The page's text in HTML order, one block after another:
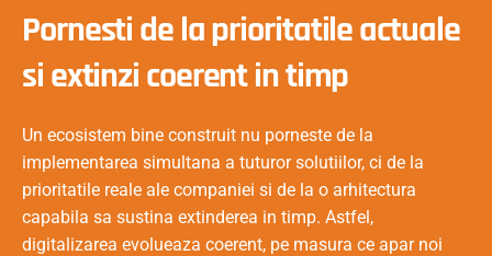
Pornesti de la prioritatile actuale
si extinzi coerent in timp
Un ecosistem bine construit nu porneste de la
implementarea simultana a tuturor solutiilor, ci de la
prioritatile reale ale companiei si de la o arhitectura
capabila sa sustina extinderea in timp. Astfel,
digitalizarea evolueaza coerent, pe masura ce apar noi